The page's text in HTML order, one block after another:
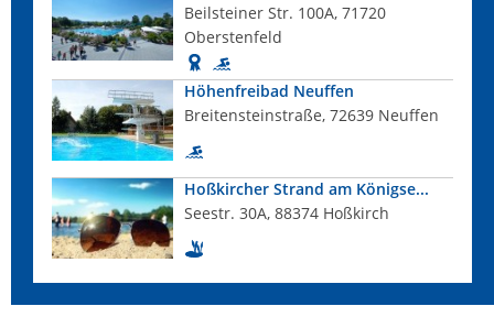
Beilsteiner Str. 100A, 71720
Oberstenfeld
Höhenfreibad Neuffen
Breitensteinstraße, 72639 Neuffen
Hoßkircher Strand am Königse...
Seestr. 30A, 88374 Hoßkirch